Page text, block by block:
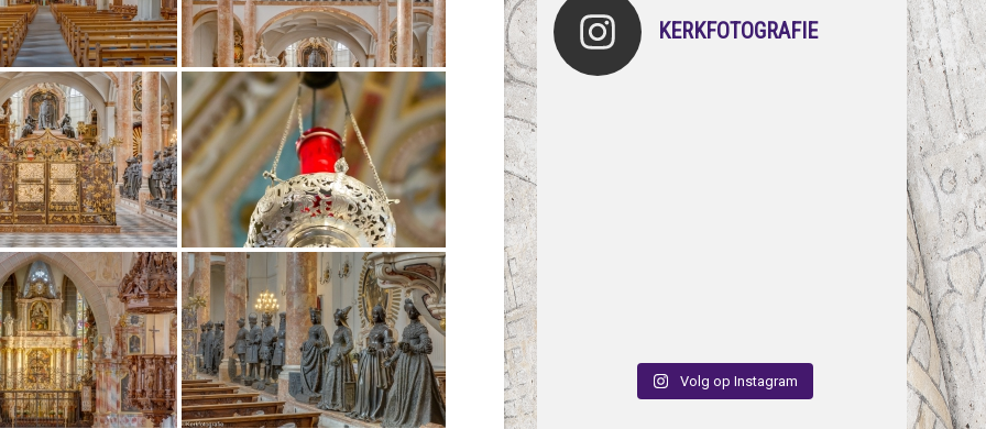
KERKFOTOGRAFIE
Volg op Instagram